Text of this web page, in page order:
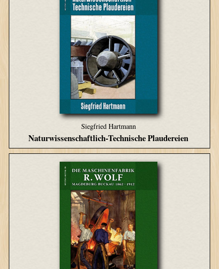
Siegfried Hartmann
Naturwissenschaftlich-Technische Plaudereien